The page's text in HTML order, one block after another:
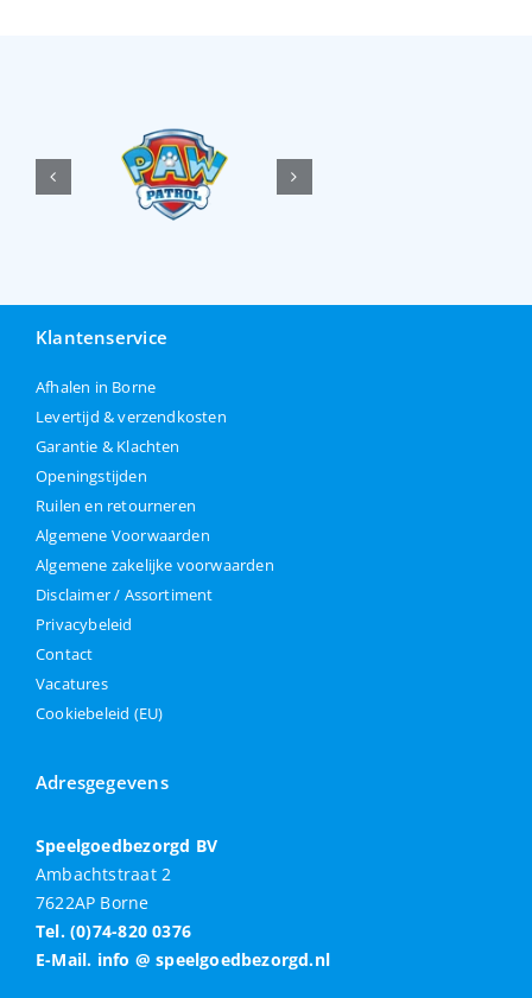
Klantenservice
Afhalen in Borne
Levertijd & verzendkosten
Garantie & Klachten
Openingstijden
Ruilen en retourneren
Algemene Voorwaarden
Algemene zakelijke voorwaarden
Disclaimer / Assortiment
Privacybeleid
Contact
Vacatures
Cookiebeleid (EU)
Adresgegevens
Speelgoedbezorgd BV
Ambachtstraat 2
7622AP Borne
Tel. (0)74-820 0376
E-Mail. info @ speelgoedbezorgd.nl